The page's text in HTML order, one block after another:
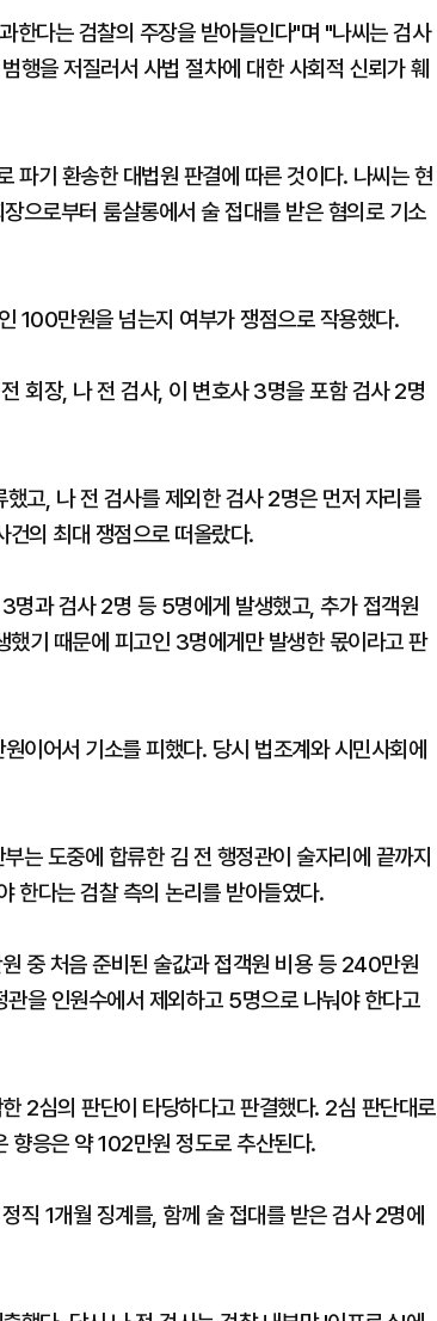
한다는 검찰의 주장을 받아들인다"며 "나씨는 검사
행을 저질러서 사법 절차에 대한 사회적 신뢰가 훼
파기 환송한 대법원 판결에 따른 것이다. 나씨는 현
으로부터 룸살롱에서 술 접대를 받은 혐의로 기소
100만원을 넘는지 여부가 쟁점으로 작용했다.
회장, 나 전 검사, 이 변호사 3명을 포함 검사 2명
고, 나 전 검사를 제외한 검사 2명은 먼저 자리를
의 최대 쟁점으로 떠올랐다.
명과 검사 2명 등 5명에게 발생했고, 추가 접객원
기 때문에 피고인 3명에게만 발생한 몫이라고 판
이어서 기소를 피했다. 당시 법조계와 시민사회에
는 도중에 합류한 김 전 행정관이 술자리에 끝까지
한다는 검찰 측의 논리를 받아들였다.
중 처음 준비된 술값과 접객원 비용 등 240만원
을 인원수에서 제외하고 5명으로 나눠야 한다고
2심의 판단이 타당하다고 판결했다. 2심 판단대로
향응은 약 102만원 정도로 추산된다.
직 1개월 징계를, 함께 술 접대를 받은 검사 2명에